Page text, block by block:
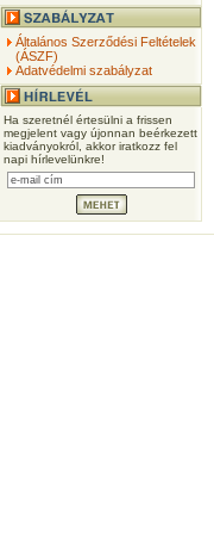
Általános Szerződési Feltételek
(ÁSZF)
Adatvédelmi szabályzat
Ha szeretnél értesülni a frissen
megjelent vagy újonnan beérkezett
kiadványokról, akkor iratkozz fel
napi hírlevelünkre!